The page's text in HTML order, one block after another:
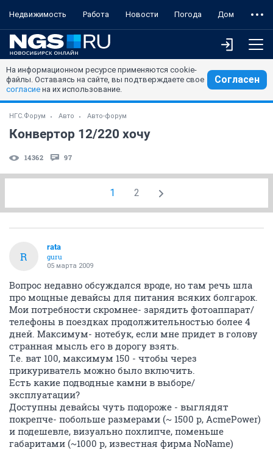
Недвижимость Работа Новости Погода Дом
На информационном ресурсе применяются cookie-
файлы. Оставаясь на сайте, вы подтверждаете свое
согласие на их использование.
Согласен
НГС.Форум Авто Авто-форум
Конвертор 12/220 хочу
14362 97
1 2
R
rata
guru
05 марта 2009
Вопрос недавно обсуждался вроде, но там речь шла
про мощные девайсы для питания всяких болгарок.
Мои потребности скромнее- зарядить фотоаппарат/
телефоны в поездках продолжительностью более 4
дней. Максимум- нотебук, если мне придет в голову
странная мысль его в дорогу взять.
Т.е. ват 100, максимум 150 - чтобы через
прикуриватель можно было включить.
Есть какие подводные камни в выборе/
эксплуатации?
Доступны девайсы чуть подороже - выглядят
покрепче- побольше размерами (~ 1500 р, AcmePower)
и подешевле, визуально похлипче, поменьше
габаритами (~1000 р, известная фирма NoName)